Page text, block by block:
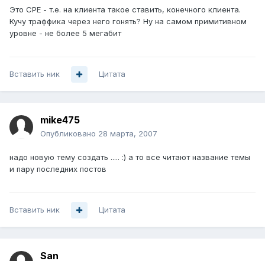
Это CPE - т.е. на клиента такое ставить, конечного клиента.
Кучу траффика через него гонять? Ну на самом примитивном
уровне - не более 5 мегабит
Вставить ник Цитата
mike475
Опубликовано 28 марта, 2007
надо новую тему создать ..... :) а то все читают название темы
и пару последних постов
Вставить ник Цитата
San